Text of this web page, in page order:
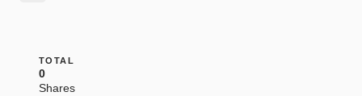
TOTAL
0
Shares